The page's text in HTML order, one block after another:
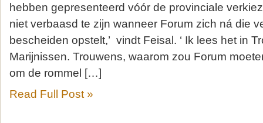
hebben gepresenteerd vóór de provinciale
niet verbaasd te zijn wanneer Forum zich ná die
bescheiden opstelt,’ vindt Feisal. ‘ Ik lees het in
Marijnissen. Trouwens, waarom zou Forum
om de rommel […]
Read Full Post »